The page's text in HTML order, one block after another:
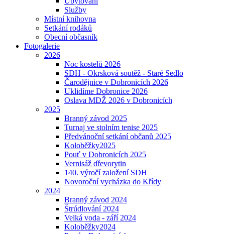
Služby
Místní knihovna
Setkání rodáků
Obecní občasník
Fotogalerie
2026
Noc kostelů 2026
SDH - Okrsková soutěž - Staré Sedlo
Čarodějnice v Dobronicích 2026
Uklidíme Dobronice 2026
Oslava MDŽ 2026 v Dobronicích
2025
Branný závod 2025
Turnaj ve stolním tenise 2025
Předvánoční setkání občanů 2025
Koloběžky2025
Pouť v Dobronicích 2025
Vernisáž dřevorytin
140. výročí založení SDH
Novoroční vycházka do Křídy
2024
Branný závod 2024
Štrúdlování 2024
Velká voda - září 2024
Koloběžky2024